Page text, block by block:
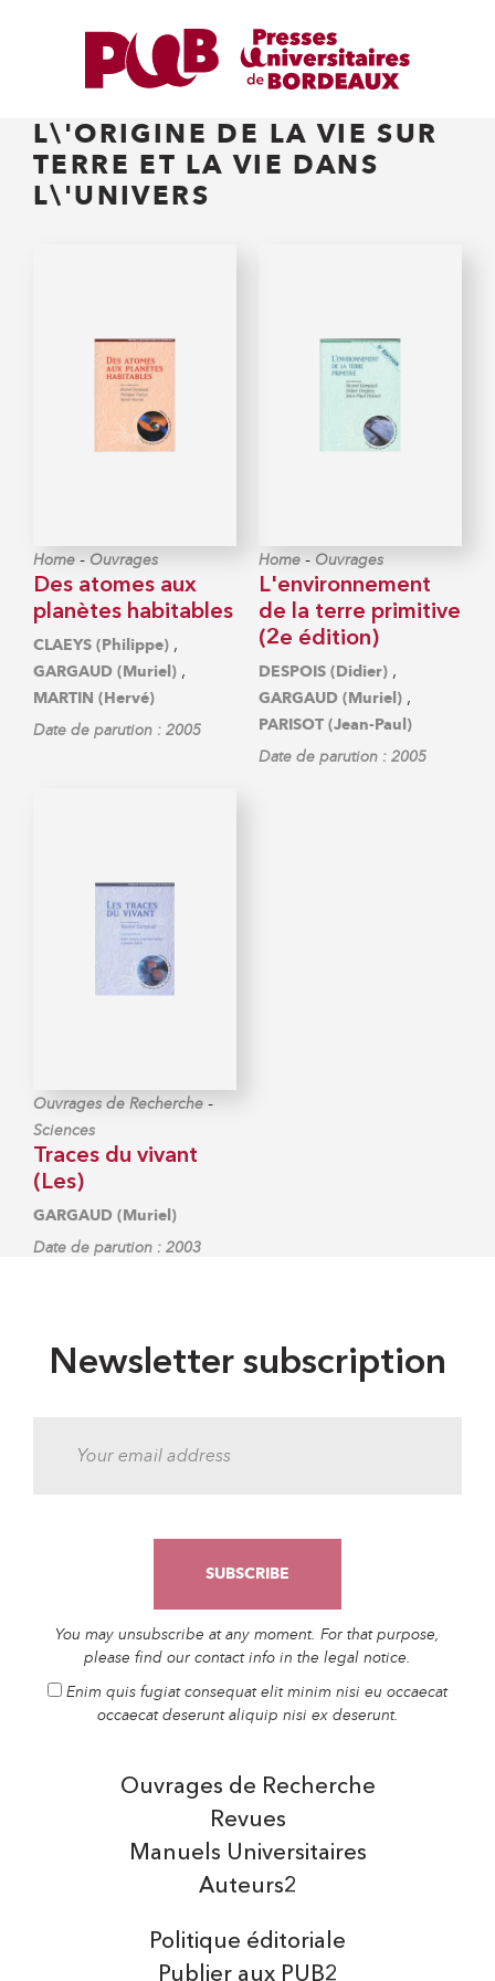
L\'ORIGINE DE LA VIE SUR
TERRE ET LA VIE DANS
L\'UNIVERS
Home - Ouvrages
Des atomes aux
planètes habitables
CLAEYS (Philippe) ,
GARGAUD (Muriel) ,
MARTIN (Hervé)
Date de parution : 2005
Home - Ouvrages
L'environnement
de la terre primitive
(2e édition)
DESPOIS (Didier) ,
GARGAUD (Muriel) ,
PARISOT (Jean-Paul)
Date de parution : 2005
Ouvrages de Recherche -
Sciences
Traces du vivant
(Les)
GARGAUD (Muriel)
Date de parution : 2003
Newsletter subscription
You may unsubscribe at any moment. For that purpose,
please find our contact info in the legal notice.
Enim quis fugiat consequat elit minim nisi eu occaecat
occaecat deserunt aliquip nisi ex deserunt.
Auteurs2
Manuels Universitaires
Ouvrages de Recherche
Revues
Politique éditoriale
Publier aux PUB2